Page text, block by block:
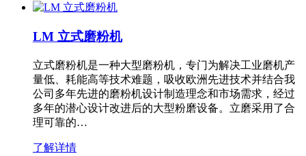
LM 立式磨粉机
立式磨粉机是一种大型磨粉机，专门为解决工业磨机产
量低、耗能高等技术难题，吸收欧洲先进技术并结合我
公司多年先进的磨粉机设计制造理念和市场需求，经过
多年的潜心设计改进后的大型粉磨设备。立磨采用了合
理可靠的…
了解详情